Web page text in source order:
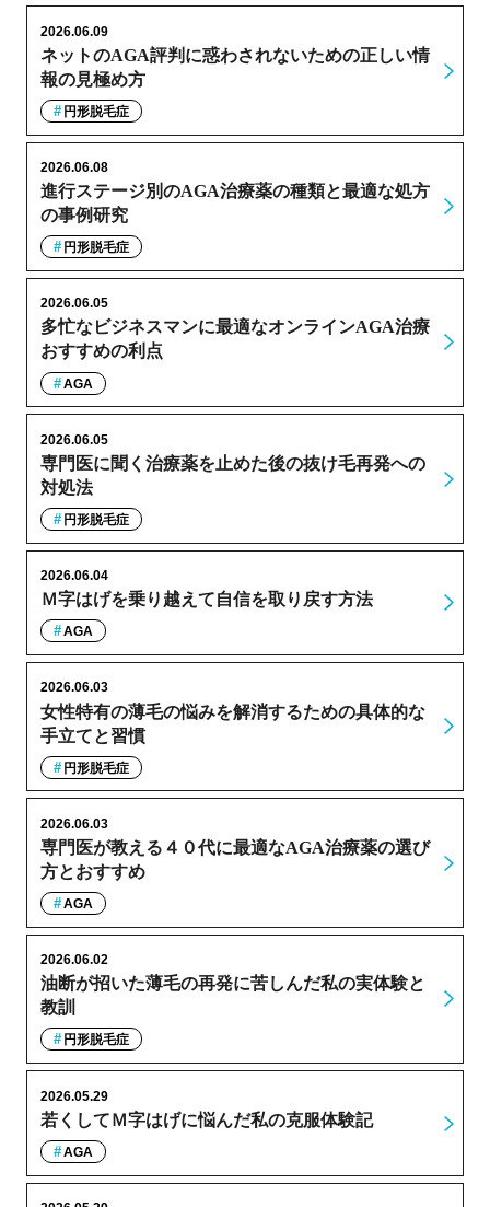
ネットのAGA評判に惑わされないための正しい情
報の見極め方
2026.06.09
円形脱毛症
進行ステージ別のAGA治療薬の種類と最適な処方
の事例研究
2026.06.08
円形脱毛症
多忙なビジネスマンに最適なオンラインAGA治療
おすすめの利点
2026.06.05
AGA
専門医に聞く治療薬を止めた後の抜け毛再発への
対処法
2026.06.05
円形脱毛症
Ｍ字はげを乗り越えて自信を取り戻す方法
2026.06.04
AGA
女性特有の薄毛の悩みを解消するための具体的な
手立てと習慣
2026.06.03
円形脱毛症
専門医が教える４０代に最適なAGA治療薬の選び
方とおすすめ
2026.06.03
AGA
油断が招いた薄毛の再発に苦しんだ私の実体験と
教訓
2026.06.02
円形脱毛症
若くしてＭ字はげに悩んだ私の克服体験記
2026.05.29
AGA